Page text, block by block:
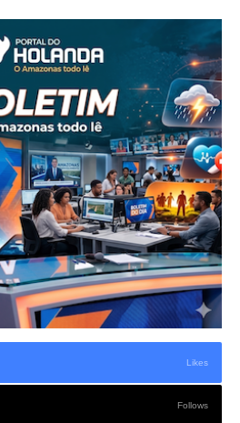
Likes
Follows